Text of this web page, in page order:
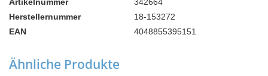
Artikelnummer
342664
Herstellernummer
18-153272
EAN
4048855395151
Ähnliche Produkte